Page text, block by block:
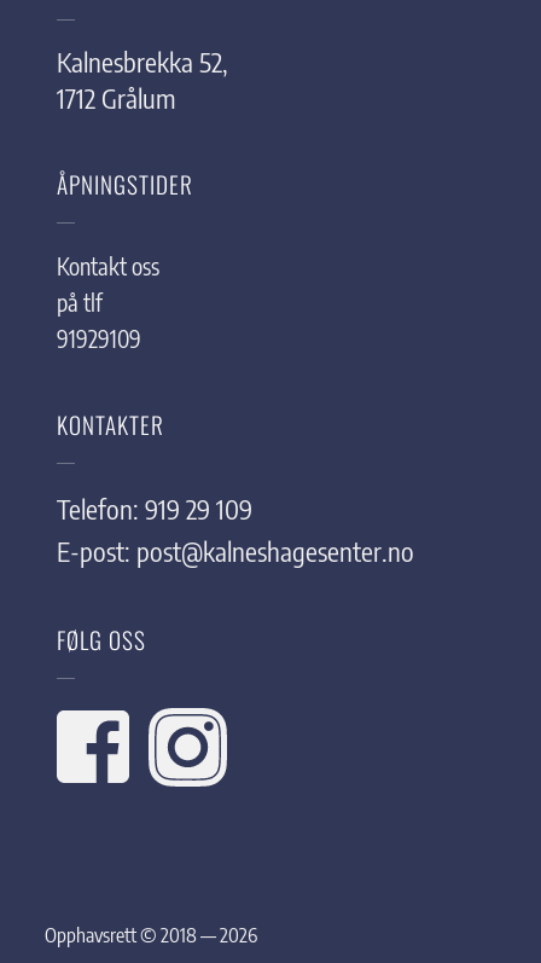
Kalnesbrekka 52,
1712 Grålum
ÅPNINGSTIDER
Kontakt oss
på tlf
91929109
KONTAKTER
Telefon: 919 29 109
E-post: post@kalneshagesenter.no
FØLG OSS
Opphavsrett © 2018 — 2026